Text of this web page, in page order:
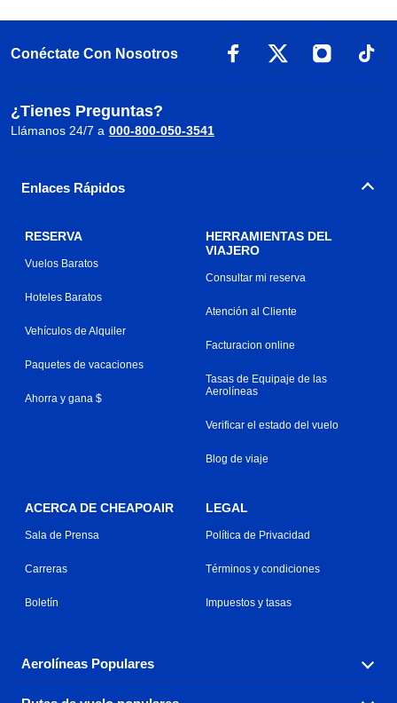
Conéctate Con Nosotros
¿Tienes Preguntas?
Llámanos 24/7 a 000-800-050-3541
Enlaces Rápidos
RESERVA
Vuelos Baratos
Hoteles Baratos
Vehículos de Alquiler
Paquetes de vacaciones
Ahorra y gana $
HERRAMIENTAS DEL
VIAJERO
Consultar mi reserva
Atención al Cliente
Facturacion online
Tasas de Equipaje de las
Aerolíneas
Verificar el estado del vuelo
Blog de viaje
ACERCA DE CHEAPOAIR
Sala de Prensa
Carreras
Boletín
LEGAL
Política de Privacidad
Términos y condiciones
Impuestos y tasas
Aerolíneas Populares